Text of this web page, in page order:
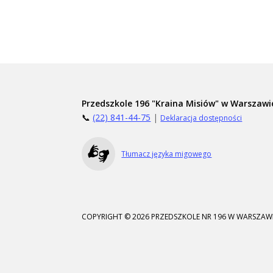
Przedszkole 196 "Kraina Misiów" w
📞(22) 841-44-75 | Deklaracja dostępności
Tłumacz języka migowego
COPYRIGHT © 2026 PRZEDSZKOLE NR 196 W